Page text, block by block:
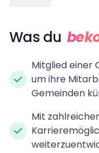
Was du
Mitglied einer
um ihre
Gemeinden
Mit